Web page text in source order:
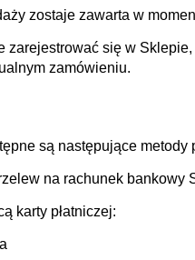
zostaje zawarta w
zarejestrować się w
zamówieniu.
są następujące metody
na rachunek bankowy
karty płatniczej: